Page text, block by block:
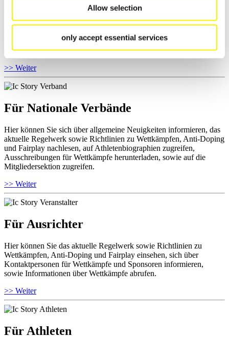
Allow selection
only accept essential services
Hier finden Sie Informationen für Presse- und Medienvertreter. Sie
haben Zugriff auf Athletenbiographien und Informationen zu
beantragen, die Grundregeln des Rennrodelsports einsehen und
allgemeine Neuigkeiten einholen.
>> Weiter
Für Nationale Verbände
Hier können Sie sich über allgemeine Neuigkeiten informieren, das
aktuelle Regelwerk sowie Richtlinien zu Wettkämpfen, Anti-Doping
und Fairplay nachlesen, auf Athletenbiographien zugreifen,
Ausschreibungen für Wettkämpfe herunterladen, sowie auf die
Mitgliedersektion zugreifen.
>> Weiter
Für Ausrichter
Hier können Sie das aktuelle Regelwerk sowie Richtlinien zu
Wettkämpfen, Anti-Doping und Fairplay einsehen, sich über
Kontaktpersonen für Wettkämpfe und Sponsoren informieren,
sowie Informationen über Wettkämpfe abrufen.
>> Weiter
Für Athleten